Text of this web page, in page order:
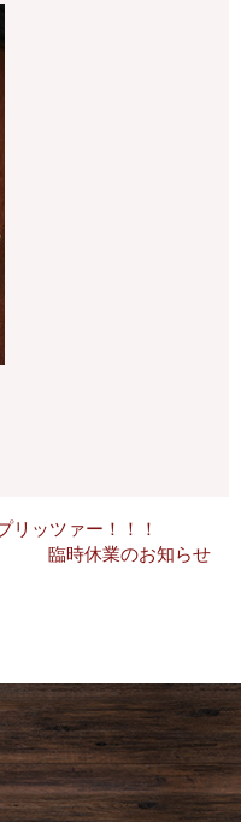
リッツァー！！！
臨時休業のお知らせ